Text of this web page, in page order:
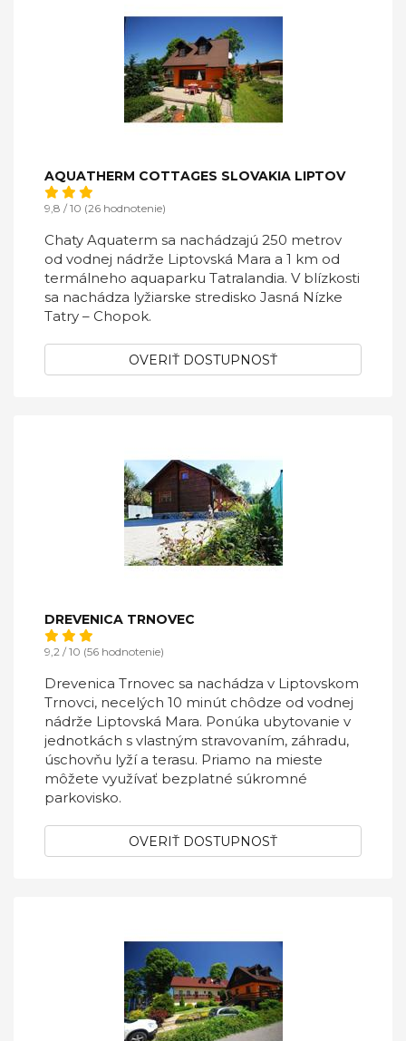
AQUATHERM COTTAGES SLOVAKIA LIPTOV
9,8 / 10 (26 hodnotenie)
Chaty Aquaterm sa nachádzajú 250 metrov
od vodnej nádrže Liptovská Mara a 1 km od
termálneho aquaparku Tatralandia. V blízkosti
sa nachádza lyžiarske stredisko Jasná Nízke
Tatry – Chopok.
OVERIŤ DOSTUPNOSŤ
DREVENICA TRNOVEC
9,2 / 10 (56 hodnotenie)
Drevenica Trnovec sa nachádza v Liptovskom
Trnovci, necelých 10 minút chôdze od vodnej
nádrže Liptovská Mara. Ponúka ubytovanie v
jednotkách s vlastným stravovaním, záhradu,
úschovňu lyží a terasu. Priamo na mieste
môžete využívať bezplatné súkromné
parkovisko.
OVERIŤ DOSTUPNOSŤ